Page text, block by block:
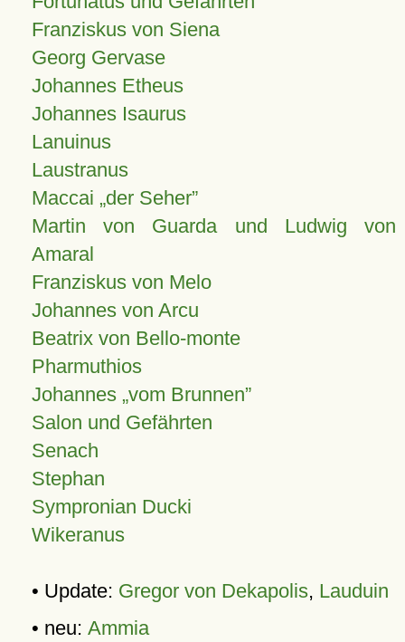
Franziskus von Siena
Georg Gervase
Johannes Etheus
Johannes Isaurus
Lanuinus
Laustranus
Maccai „der Seher”
Martin von Guarda und Ludwig von
Amaral
Franziskus von Melo
Johannes von Arcu
Beatrix von Bello-monte
Pharmuthios
Johannes vom Brunnen
Salon und Gefährten
Senach
Stephan
Sympronian Ducki
Wikeranus
• Update: Gregor von Dekapolis, Lauduin
• neu: Ammia